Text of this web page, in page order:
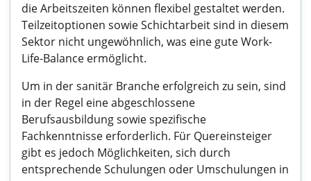
die Arbeitszeiten können flexibel gestaltet werden.
Teilzeitoptionen sowie Schichtarbeit sind in diesem
Sektor nicht ungewöhnlich, was eine gute Work-
Life-Balance ermöglicht.
Um in der sanitär Branche erfolgreich zu sein, sind
in der Regel eine abgeschlossene
Berufsausbildung sowie spezifische
Fachkenntnisse erforderlich. Für Quereinsteiger
gibt es jedoch Möglichkeiten, sich durch
entsprechende Schulungen oder Umschulungen in